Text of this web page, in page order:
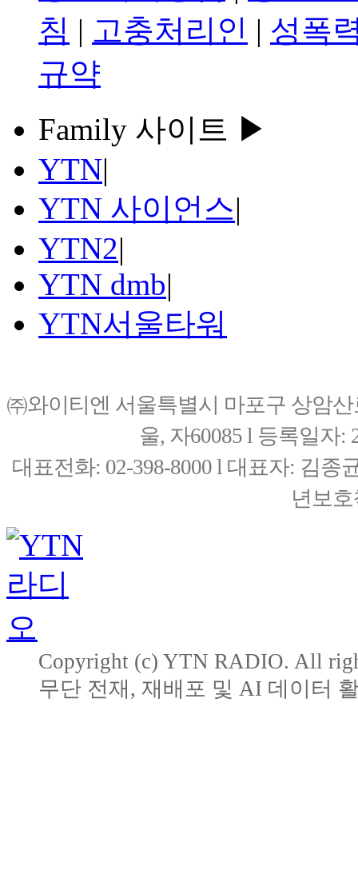
침 | 고충처리인 | 성폭
규약
Family 사이트 ▶
YTN|
YTN 사이언스|
YTN2|
YTN dmb|
YTN서울타워
㈜와이티엔 서울특별시 마포구 상암
울, 자60085 l 등록일자:
대표전화: 02-398-8000 l 대표자: 김종
년보
Copyright (c) YTN RADIO. All
무단 전재, 재배포 및 AI 데이터